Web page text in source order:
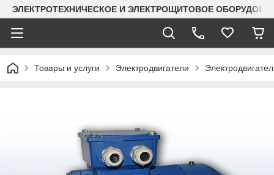
ЭЛЕКТРОТЕХНИЧЕСКОЕ И ЭЛЕКТРОЩИТОВОЕ
Товары и услуги Электродвигатели